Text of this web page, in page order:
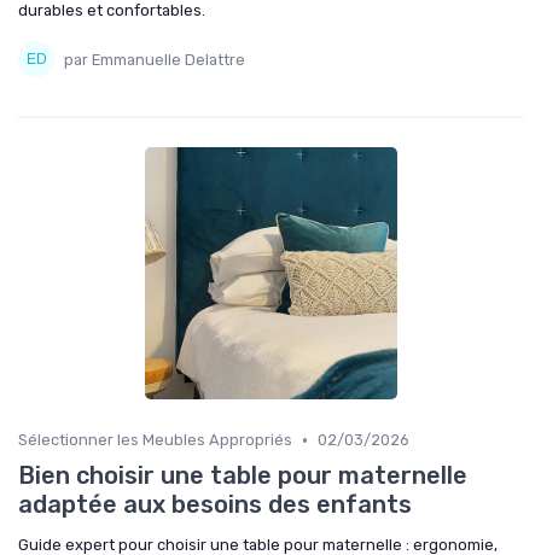
durables et confortables.
par Emmanuelle Delattre
Sélectionner les Meubles Appropriés • 02/03/2026
Bien choisir une table pour maternelle
adaptée aux besoins des enfants
Guide expert pour choisir une table pour maternelle : ergonomie,